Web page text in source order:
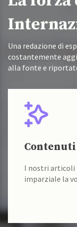
Una redazione di
costantemente
alla fonte e
I nostri articoli
imparziale la